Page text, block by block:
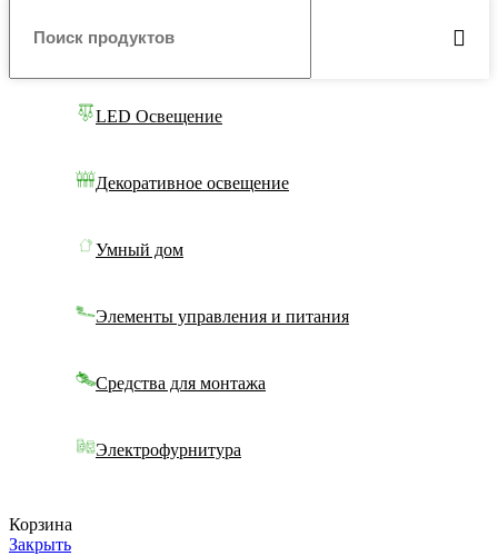
LED Освещение
Декоративное освещение
Умный дом
Элементы управления и питания
Средства для монтажа
Электрофурнитура
Корзина
Закрыть